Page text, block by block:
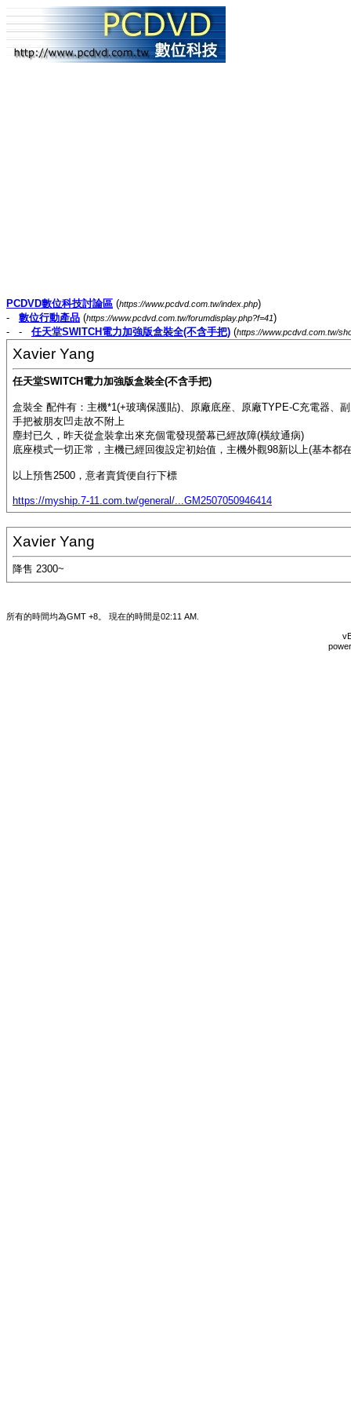
PCDVD數位科技討論區 (https://www.pcdvd.com.tw/index.php)
- 數位行動產品 (https://www.pcdvd.com.tw/forumdisplay.php?f=41)
- - 任天堂SWITCH電力加強版盒裝全(不含手把) (https://www.pcdvd.com.tw/
Xavier Yang
任天堂SWITCH電力加強版盒裝全(不含手把)
盒裝全 配件有：主機*1(+玻璃保護貼)、原廠底座、原廠TYPE-C充電器、
手把被朋友凹走故不附上
塵封已久，昨天從盒裝拿出來充個電發現螢幕已經故障(橫紋通病)
底座模式一切正常，主機已經回復設定初始值，主機外觀98新以上(基本都
以上預售2500，意者賣貨便自行下標
https://myship.7-11.com.tw/general/...GM2507050946414
Xavier Yang
降售 2300~
所有的時間均為GMT +8。 現在的時間是02:11 AM